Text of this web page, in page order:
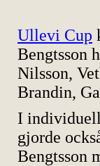
Ullevi Cup
Bengtsson
Nilsson,
Brandin,
I
gjorde
Bengtsson